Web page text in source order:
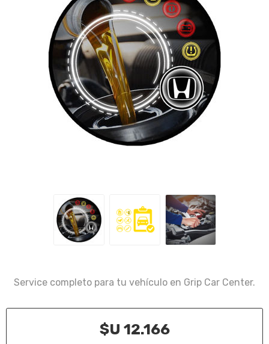
Service completo para tu vehículo en Grip Car Center.
$U 12.166